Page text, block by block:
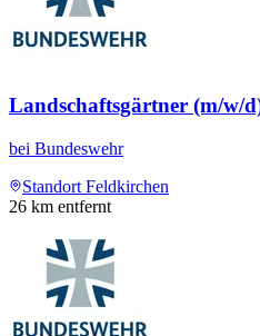
Landschaftsgärtner (m/w/
bei Bundeswehr
Standort Feldkirchen
26 km entfernt